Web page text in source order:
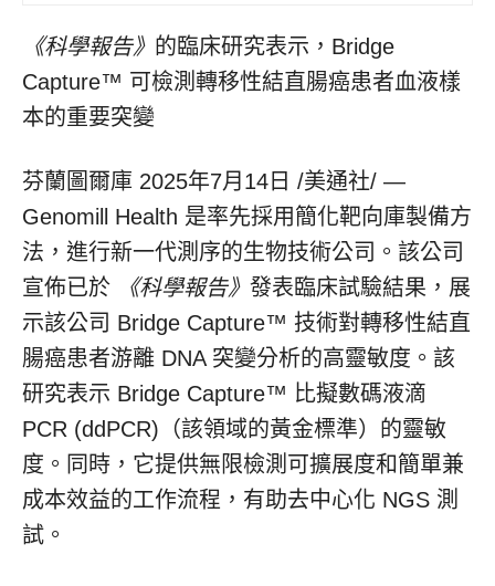
《科學報告》 的臨床研究表示，Bridge
Capture™ 可檢測轉移性結直腸癌患者血液樣
本的重要突變
芬蘭圖爾庫 2025年7月14日 /美通社/ —
Genomill Health 是率先採用簡化靶向庫製備方
法，進行新一代測序的生物技術公司。該公司
宣佈已於
《科學報告》 發表臨床試驗結果，展
示該公司 Bridge Capture™ 技術對轉移性結直
腸癌患者游離 DNA 突變分析的高靈敏度。該
研究表示 Bridge Capture™ 比擬數碼液滴
PCR (ddPCR)（該領域的黃金標準）的靈敏
度。同時，它提供無限檢測可擴展度和簡單兼
成本效益的工作流程，有助去中心化 NGS 測
試。